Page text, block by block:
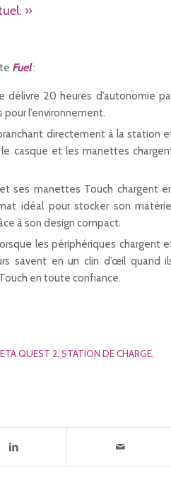
»
Fuel:
délivre 20 heures d’autonomie
l’environnement.
directement à la station
casque et les manettes
et ses manettes Touch chargent
idéal pour stocker son
à son design compact.
les périphériques chargent
savent en un clin d’œil quand
en toute confiance.
QUEST 2, STATION DE CHARGE,